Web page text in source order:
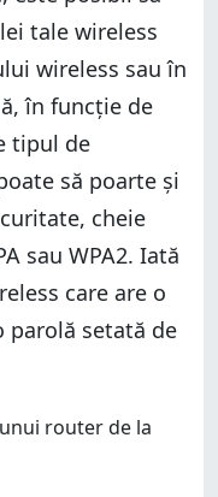
tale wireless
wireless sau în
în funcţie de
tipul de
să poarte şi
cheie
sau WPA2. Iată
care are o
parolă setată de